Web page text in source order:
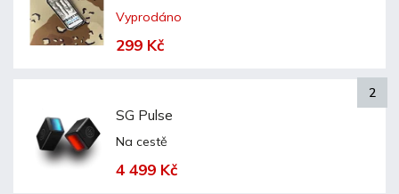
Vyprodáno
299 Kč
SG Pulse
Na cestě
4 499 Kč